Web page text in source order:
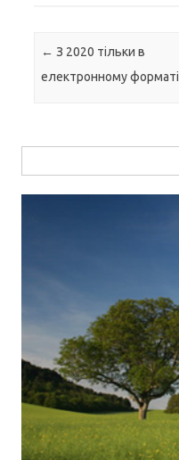
Навігація по запису
← З 2020 тільки в
електронному форматі